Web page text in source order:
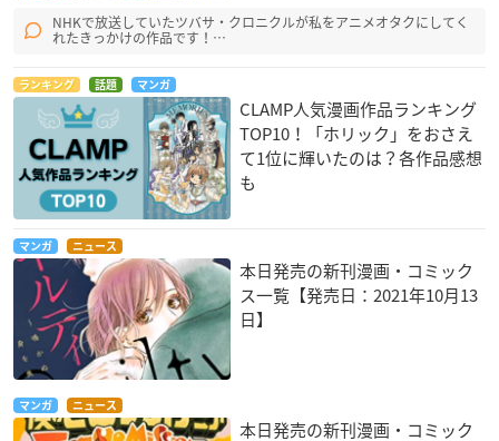
NHKで放送していたツバサ・クロニクルが私をアニメオタクにしてく
れたきっかけの作品です！…
ランキング 話題 マンガ
CLAMP人気漫画作品ランキング
TOP10！「ホリック」をおさえ
て1位に輝いたのは？各作品感想
も
マンガ ニュース
本日発売の新刊漫画・コミック
ス一覧【発売日：2021年10月13
日】
マンガ ニュース
本日発売の新刊漫画・コミック